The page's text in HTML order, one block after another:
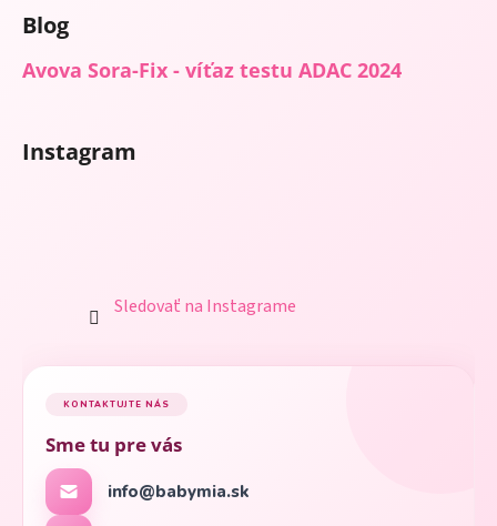
Blog
Avova Sora-Fix - víťaz testu ADAC 2024
Instagram
Sledovať na Instagrame
KONTAKTUJTE NÁS
Sme tu pre vás
info@babymia.sk